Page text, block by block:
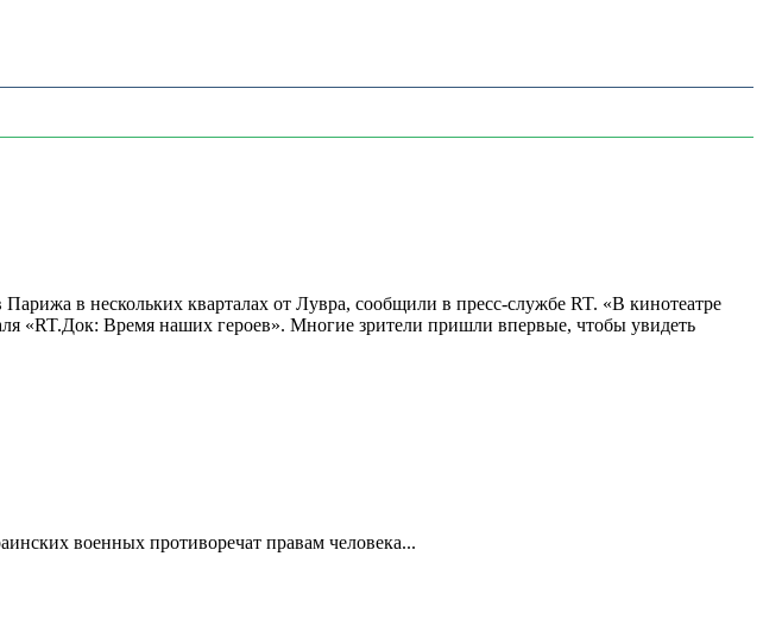
в нескольких кварталах от Лувра, сообщили в пресс-службе RT. «В кинотеатре
«RT.Док: Время наших героев». Многие зрители пришли впервые, чтобы увидеть
военных противоречат правам человека...